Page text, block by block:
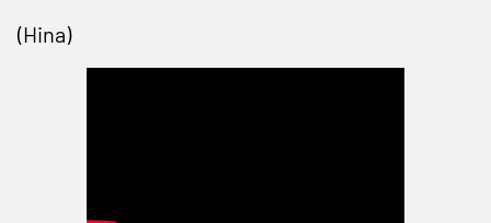
(Hina)